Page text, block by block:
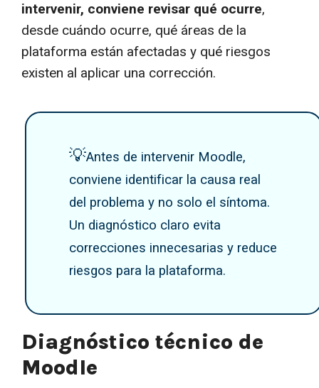
intervenir, conviene revisar qué ocurre,
desde cuándo ocurre, qué áreas de la
plataforma están afectadas y qué riesgos
existen al aplicar una corrección.
💡Antes de intervenir Moodle,
conviene identificar la causa real
del problema y no solo el síntoma.
Un diagnóstico claro evita
correcciones innecesarias y reduce
riesgos para la plataforma.
Diagnóstico técnico de
Moodle